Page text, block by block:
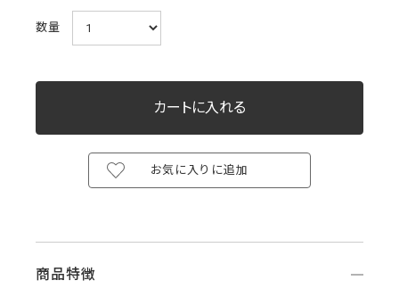
数量
お気に入りに追加
商品特徴